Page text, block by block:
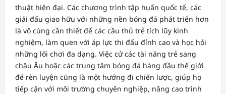
thuật hiện đại. Các chương trình tập huấn quốc tế, các
giải đấu giao hữu với những nền bóng đá phát triển hơn
là vô cùng cần thiết để các cầu thủ trẻ tích lũy kinh
nghiệm, làm quen với áp lực thi đấu đỉnh cao và học hỏi
những lối chơi đa dạng. Việc cử các tài năng trẻ sang
châu Âu hoặc các trung tâm bóng đá hàng đầu thế giới
để rèn luyện cũng là một hướng đi chiến lược, giúp họ
tiếp cận với môi trường chuyên nghiệp, nâng cao trình